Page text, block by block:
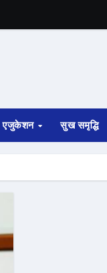
एजुकेशन सुख समृद्धि